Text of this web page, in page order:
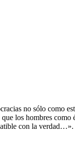
no sólo como
los hombres como
con la